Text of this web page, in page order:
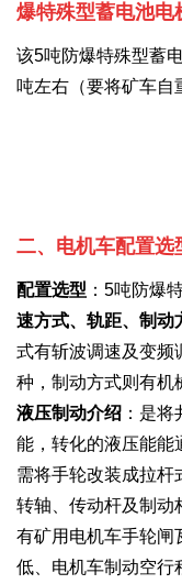
爆特殊型蓄电池电
该5吨防爆特殊型蓄
吨左右（要将矿车自
二、电机车配置选
配置选型 ：5吨防爆
速方式、轨距、制动
式有斩波调速及变频
种，制动方式则有机
液压制动介绍 ：是
能，转化的液压能能
需将手轮改装成拉杆
转轴、传动杆及制动
有矿用电机车手轮闸
低、电机车制动空行